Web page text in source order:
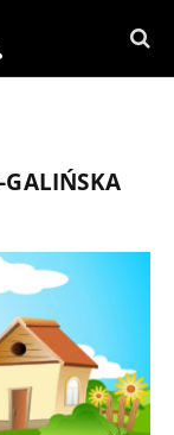
GALIŃSKA